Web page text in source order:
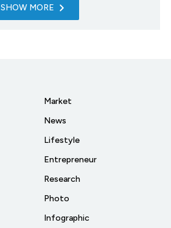
SHOW MORE
Market
News
Lifestyle
Entrepreneur
Research
Photo
Infographic